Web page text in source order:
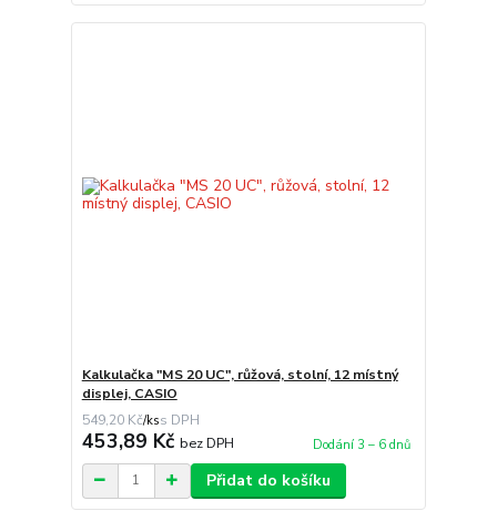
Kalkulačka "MS 20 UC", růžová, stolní, 12 místný
displej, CASIO
549,20 Kč/ks
453,89 Kč bez DPH Dodání 3 – 6 dnů
Přidat do košíku